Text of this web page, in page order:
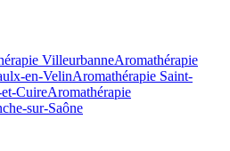
VilleurbanneAromathérapie
en-VelinAromathérapie Saint-
CuireAromathérapie
sur-Saône